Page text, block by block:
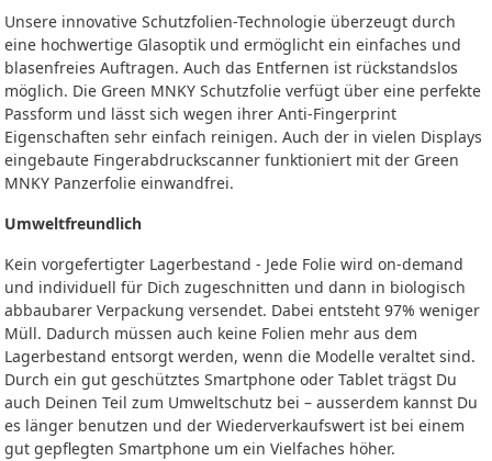
Unsere innovative Schutzfolien-Technologie überzeugt durch
eine hochwertige Glasoptik und ermöglicht ein einfaches und
blasenfreies Auftragen. Auch das Entfernen ist rückstandslos
möglich. Die Green MNKY Schutzfolie verfügt über eine perfekte
Passform und lässt sich wegen ihrer Anti-Fingerprint
Eigenschaften sehr einfach reinigen. Auch der in vielen Displays
eingebaute Fingerabdruckscanner funktioniert mit der Green
MNKY Panzerfolie einwandfrei.
Umweltfreundlich
Kein vorgefertigter Lagerbestand - Jede Folie wird on-demand
und individuell für Dich zugeschnitten und dann in biologisch
abbaubarer Verpackung versendet. Dabei entsteht 97% weniger
Müll. Dadurch müssen auch keine Folien mehr aus dem
Lagerbestand entsorgt werden, wenn die Modelle veraltet sind.
Durch ein gut geschütztes Smartphone oder Tablet trägst Du
auch Deinen Teil zum Umweltschutz bei – ausserdem kannst Du
es länger benutzen und der Wiederverkaufswert ist bei einem
gut gepflegten Smartphone um ein Vielfaches höher.